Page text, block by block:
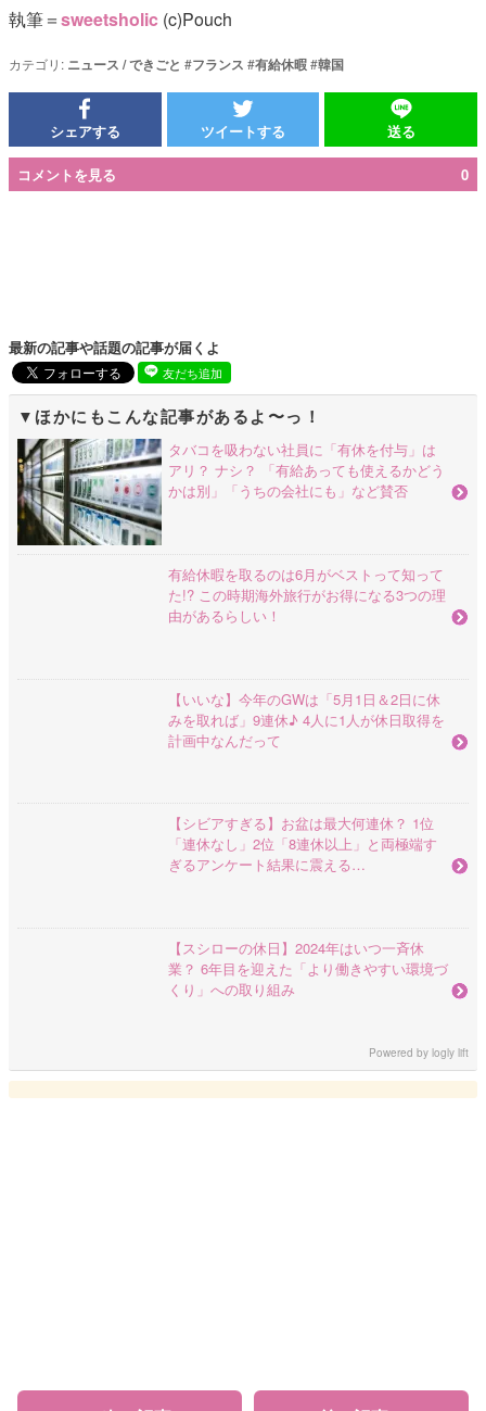
執筆＝sweetsholic (c)Pouch
カテゴリ: ニュース / できごと #フランス #有給休暇#韓国
シェアする ツイートする 送る
コメントを見る 0
最新の記事や話題の記事が届くよ
友だち追加
ほかにもこんな記事があるよ〜っ！
タバコを吸わない社員に「有休を付与」は
アリ？ ナシ？ 「有給あっても使えるかどう
かは別」「うちの会社にも」など賛否
有給休暇を取るのは6月がベストって知って
た!? この時期海外旅行がお得になる3つの理
由があるらしい！
【いいな】今年のGWは「5月1日＆2日に休
みを取れば」9連休♪ 4人に1人が休日取得を
計画中なんだって
【シビアすぎる】お盆は最大何連休？ 1位
「連休なし」2位「8連休以上」と両極端す
ぎるアンケート結果に震える…
【スシローの休日】2024年はいつ一斉休
業？ 6年目を迎えた「より働きやすい環境づ
くり」への取り組み
Powered bylogly lift